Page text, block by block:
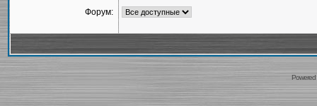
Форум: